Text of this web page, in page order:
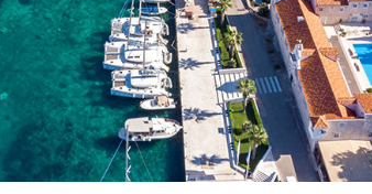
Tripulación
Alquiler de Yates con
Patrón
Alquiler de Yates de Lujo
con Tripulación
Zadar
Šibenik
Vodice